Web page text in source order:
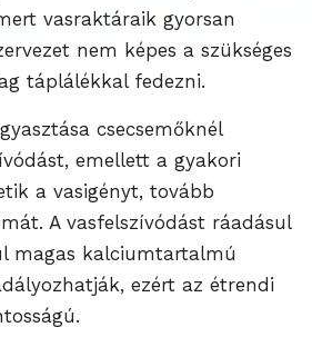
vasraktáraik gyorsan
nem képes a szükséges
táplálékkal fedezni.
csecsemőknél
emellett a gyakori
a vasigényt, tovább
A vasfelszívódást ráadásul
magas kalciumtartalmú
ezért az étrendi